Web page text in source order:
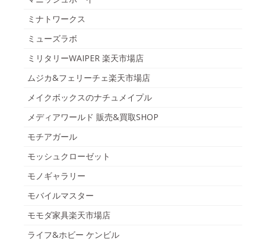
ミナトワークス
ミューズラボ
ミリタリーWAIPER 楽天市場店
ムジカ&フェリーチェ楽天市場店
メイクボックスのナチュメイプル
メディアワールド 販売&買取SHOP
モチアガール
モッシュクローゼット
モノギャラリー
モバイルマスター
モモダ家具楽天市場店
ライフ&ホビー ケンビル